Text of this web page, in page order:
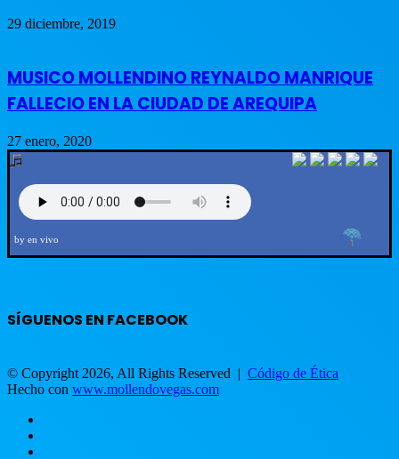
29 diciembre, 2019
MUSICO MOLLENDINO REYNALDO MANRIQUE
FALLECIO EN LA CIUDAD DE AREQUIPA
27 enero, 2020
by en vivo
SÍGUENOS EN FACEBOOK
© Copyright 2026, All Rights Reserved | Código de Ética
Hecho con www.mollendovegas.com